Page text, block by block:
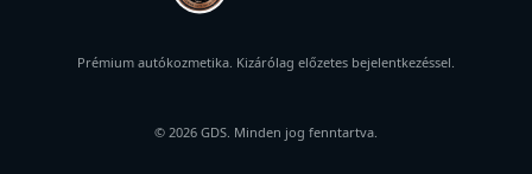
Prémium autókozmetika. Kizárólag előzetes bejelentkezéssel.
© 2026 GDS. Minden jog fenntartva.